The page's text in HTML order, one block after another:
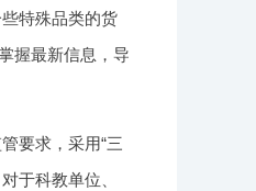
特殊品类的货
握最新信息，导
要求，采用“三
于科教单位、